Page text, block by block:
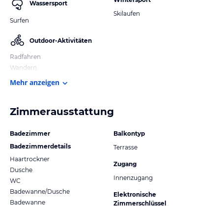
Wassersport
Surfen
Outdoor-Aktivitäten
Radfahren
Wandern
Skilaufen
Mehr anzeigen
Zimmerausstattung
Badezimmer
Badezimmerdetails
Haartrockner
Dusche
WC
Badewanne/Dusche
Badewanne
Balkontyp
Terrasse
Zugang
Innenzugang
Elektronische
Zimmerschlüssel